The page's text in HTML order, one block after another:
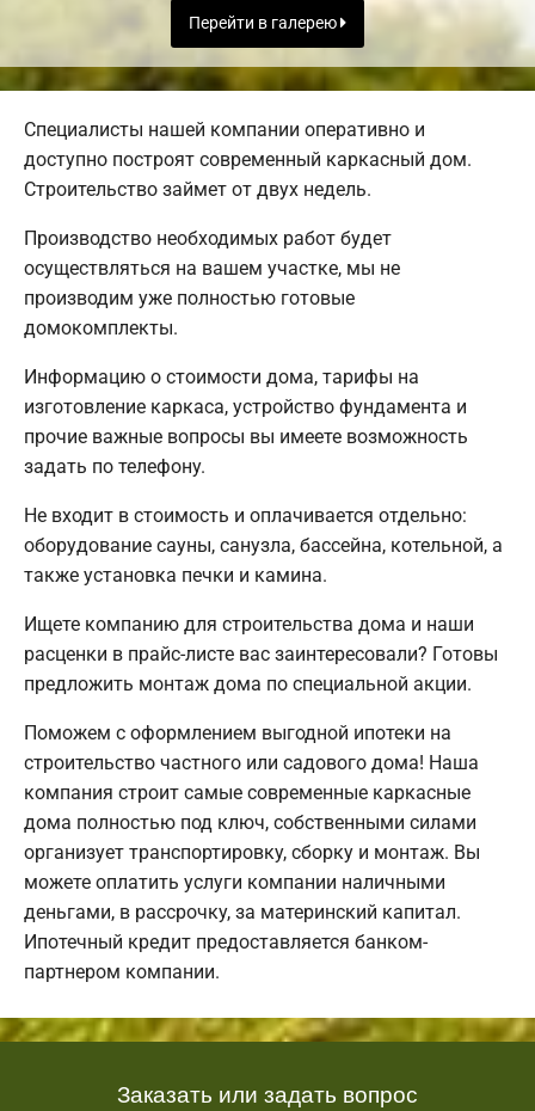
Перейти в галерею
Специалисты нашей компании оперативно и
доступно построят современный каркасный дом.
Строительство займет от двух недель.
Производство необходимых работ будет
осуществляться на вашем участке, мы не
производим уже полностью готовые
домокомплекты.
Информацию о стоимости дома, тарифы на
изготовление каркаса, устройство фундамента и
прочие важные вопросы вы имеете возможность
задать по телефону.
Не входит в стоимость и оплачивается отдельно:
оборудование сауны, санузла, бассейна, котельной, а
также установка печки и камина.
Ищете компанию для строительства дома и наши
расценки в прайс-листе вас заинтересовали? Готовы
предложить монтаж дома по специальной акции.
Поможем с оформлением выгодной ипотеки на
строительство частного или садового дома! Наша
компания строит самые современные каркасные
дома полностью под ключ, собственными силами
организует транспортировку, сборку и монтаж. Вы
можете оплатить услуги компании наличными
деньгами, в рассрочку, за материнский капитал.
Ипотечный кредит предоставляется банком-
партнером компании.
Заказать или задать вопрос